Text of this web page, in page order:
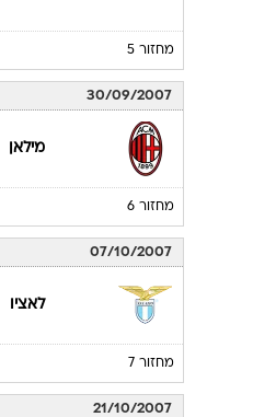
מחזור 5
30/09/2007
מילאן
מחזור 6
07/10/2007
לאציו
מחזור 7
21/10/2007